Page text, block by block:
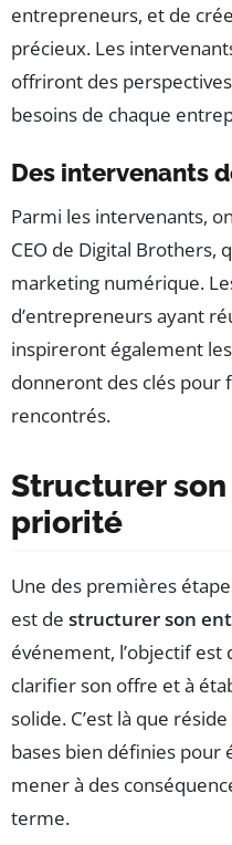
entrepreneurs, et de
précieux. Les
offriront des
besoins de chaque
Des intervenants
Parmi les intervenants,
CEO de Digital Brothers,
marketing numérique.
d’entrepreneurs ayant
inspireront également
donneront des clés pour
rencontrés.
Structurer
priorité
Une des premières
est de structurer son
événement, l’objectif est
clarifier son offre et à
solide. C’est là que
bases bien définies
mener à des
terme.